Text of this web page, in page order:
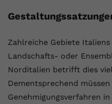
Zahlreiche Gebiete
Landschafts- oder
Norditalien betrifft dies
Dementsprechend
Genehmigungsverfahren